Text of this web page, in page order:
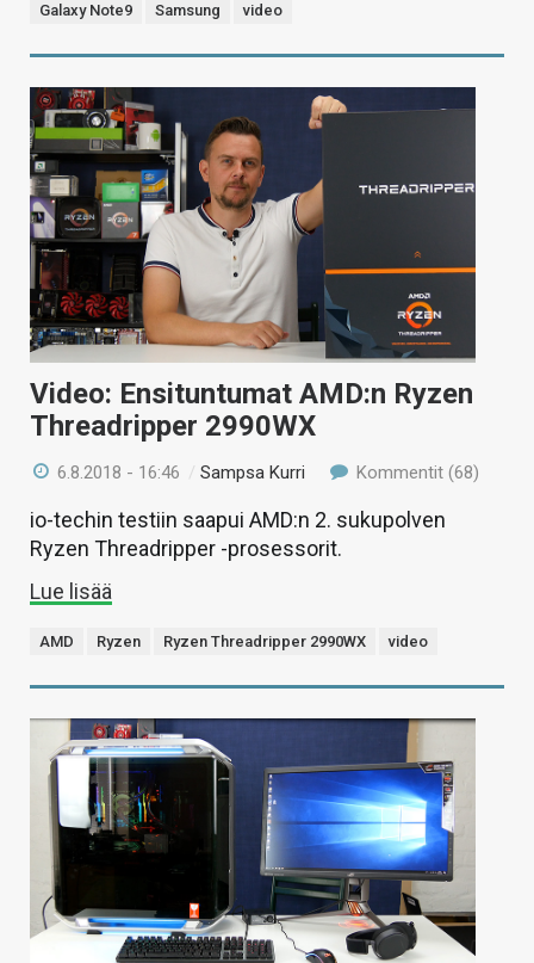
Galaxy Note9 Samsung video
Video: Ensituntumat AMD:n Ryzen
Threadripper 2990WX
6.8.2018 - 16:46 /Sampsa Kurri Kommentit (68)
io-techin testiin saapui AMD:n 2. sukupolven
Ryzen Threadripper -prosessorit.
Lue lisää
AMD Ryzen Ryzen Threadripper 2990WX video